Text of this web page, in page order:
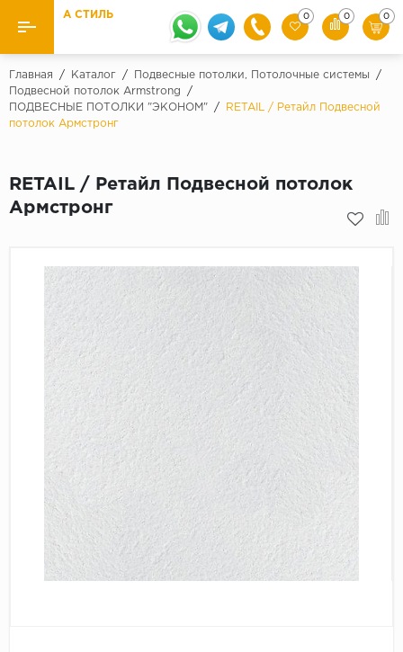
Назад
Ламинат
Назад
Бренды
Quick Step
31 класс
33 класс
Палитра
Серый
Бежевый
Дуб светлый
Коричневый
Австрия
Ковролин и ковровая плитка
Линолеум
Плинтус
Кварцевый ламинат SPC
Подложка под паркет и ламинат
А СТИЛЬ 0 0 0
Главная / Каталог / Подвесные потолки, Потолочные системы
/
Подвесной потолок Armstrong
/
ПОДВЕСНЫЕ ПОТОЛКИ "ЭКОНОМ"
/
RETAIL / Ретайл Подвесной
потолок Армстронг
RETAIL / Ретайл Подвесной потолок
Армстронг